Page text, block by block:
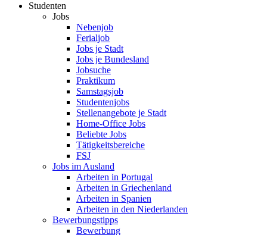
Studenten
Jobs
Nebenjob
Ferialjob
Jobs je Stadt
Jobs je Bundesland
Jobsuche
Praktikum
Samstagsjob
Studentenjobs
Stellenangebote je Stadt
Home-Office Jobs
Beliebte Jobs
Tätigkeitsbereiche
FSJ
Jobs im Ausland
Arbeiten in Portugal
Arbeiten in Griechenland
Arbeiten in Spanien
Arbeiten in den Niederlanden
Bewerbungstipps
Bewerbung